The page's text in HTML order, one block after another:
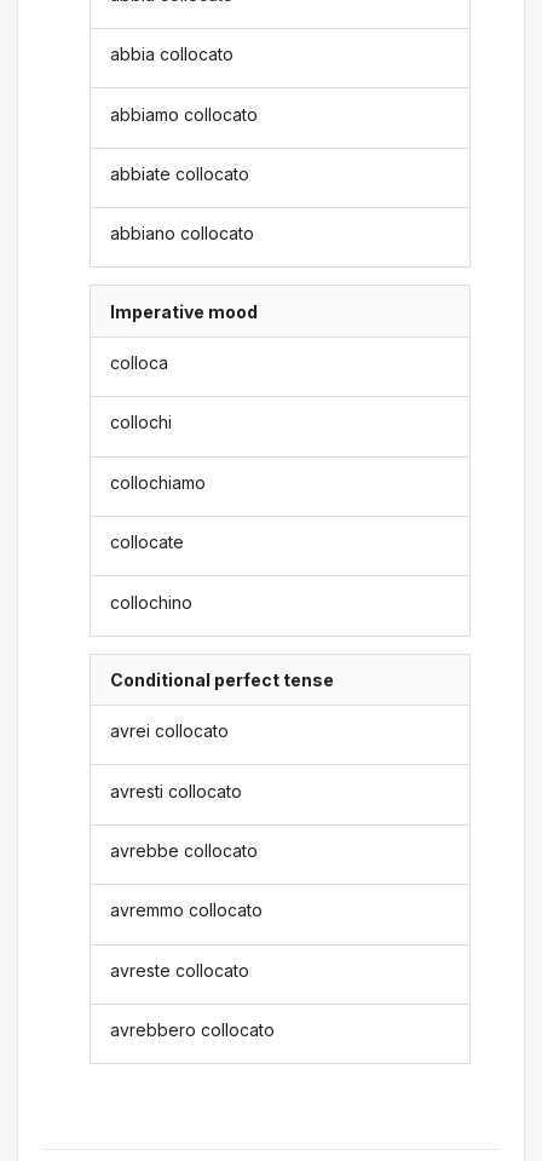
abbia collocato
abbiamo collocato
abbiate collocato
abbiano collocato
Imperative mood
colloca
collochi
collochiamo
collocate
collochino
Conditional perfect tense
avrei collocato
avresti collocato
avrebbe collocato
avremmo collocato
avreste collocato
avrebbero collocato